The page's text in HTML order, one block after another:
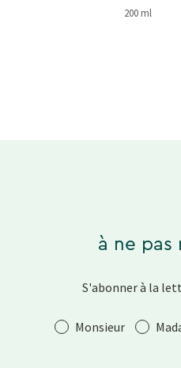
200 ml
à ne pas
S'abonner à la
SalutationMonsieur